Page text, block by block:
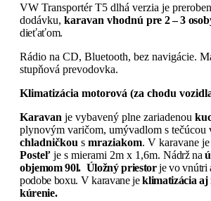
VW Transportér T5 dlhá verzia je
dodávku, karavan vhodnú pre 2 – 3
dieťaťom.
Rádio na CD, Bluetooth, bez navigácie.
stupňová prevodovka.
Klimatizácia motorová (za chodu
Karavan je vybavený plne zariadenou
plynovým varičom, umývadlom s tečúcou
chladničkou s mraziakom. V karavane
Posteľ je s mierami 2m x 1,6m. Nádrž na
objemom 90l. Úložný priestorje vo vnútri
podobe boxu. V karavane jeklimatizácia aj
kúrenie.